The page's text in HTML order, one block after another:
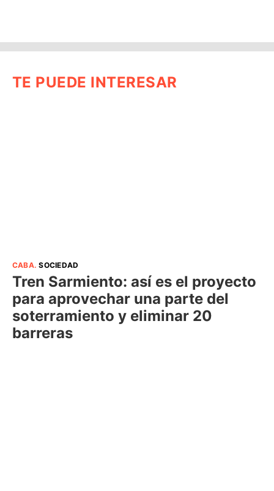
TE PUEDE INTERESAR
CABA.SOCIEDAD
Tren Sarmiento: así es el proyecto
para aprovechar una parte del
soterramiento y eliminar 20
barreras